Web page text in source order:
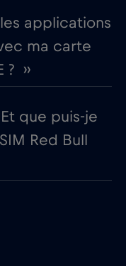
applications
ma carte
››
que puis-je
Red Bull